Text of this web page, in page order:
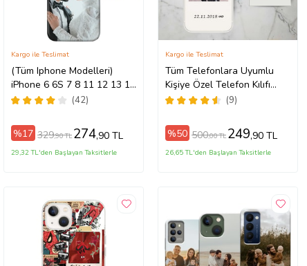
(Tüm Iphone Modelleri)
iPhone 6 6S 7 8 11 12 13 14
15 16 17 Pro Max Plus Mini
Fotoğraflı Kılıf
(42)
Kargo ile Teslimat
%17 329,90 TL 274,90 TL
29,32 TL'den Başlayan Taksitlerle
Tüm Telefonlara Uyumlu
Kişiye Özel Telefon Kılıfı
Tüm Modeller Açıklamada
(9)
Kargo ile Teslimat
%50 500,00 TL 249,90 TL
26,65 TL'den Başlayan Taksitlerle